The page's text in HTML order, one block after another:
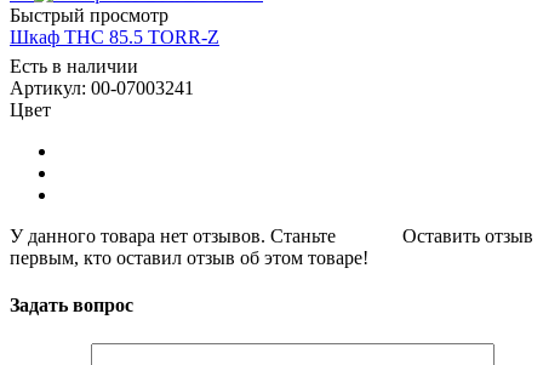
Быстрый просмотр
Шкаф THC 85.5 TORR-Z
Есть в наличии
Артикул: 00-07003241
Цвет
Оставить отзыв
У данного товара нет отзывов. Станьте
первым, кто оставил отзыв об этом товаре!
Задать вопрос